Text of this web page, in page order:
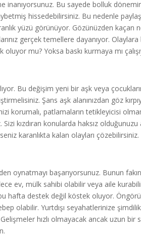
inanıyorsunuz. Bu sayede bolluk
hissedebilirsiniz. Bu nedenle
yüzü görünüyor. Gözünüzden
gerçek temellere dayanıyor.
mu? Yoksa baskı kurmaya mı
Bu değişim yeni bir aşk veya
Şans aşk alanınızdan göz
korumalı, patlamaların tetikleyicisi
kızdıran konularda haksız
karanlıkta kalan olayları çözebilirsiniz.
oynatmayı başarıyorsunuz. Bunun
ev, mülk sahibi olabilir veya aile
hafta destek değil köstek oluyor.
olabilir. Yurtdışı seyahatlerinize
hızlı olmayacak ancak uzun bir